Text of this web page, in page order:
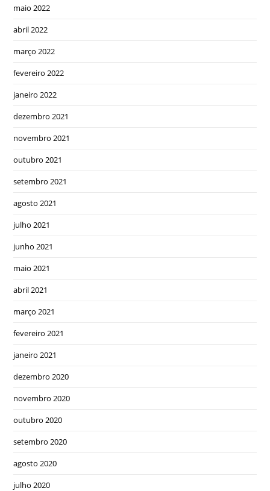
maio 2022
abril 2022
março 2022
fevereiro 2022
janeiro 2022
dezembro 2021
novembro 2021
outubro 2021
setembro 2021
agosto 2021
julho 2021
junho 2021
maio 2021
abril 2021
março 2021
fevereiro 2021
janeiro 2021
dezembro 2020
novembro 2020
outubro 2020
setembro 2020
agosto 2020
julho 2020